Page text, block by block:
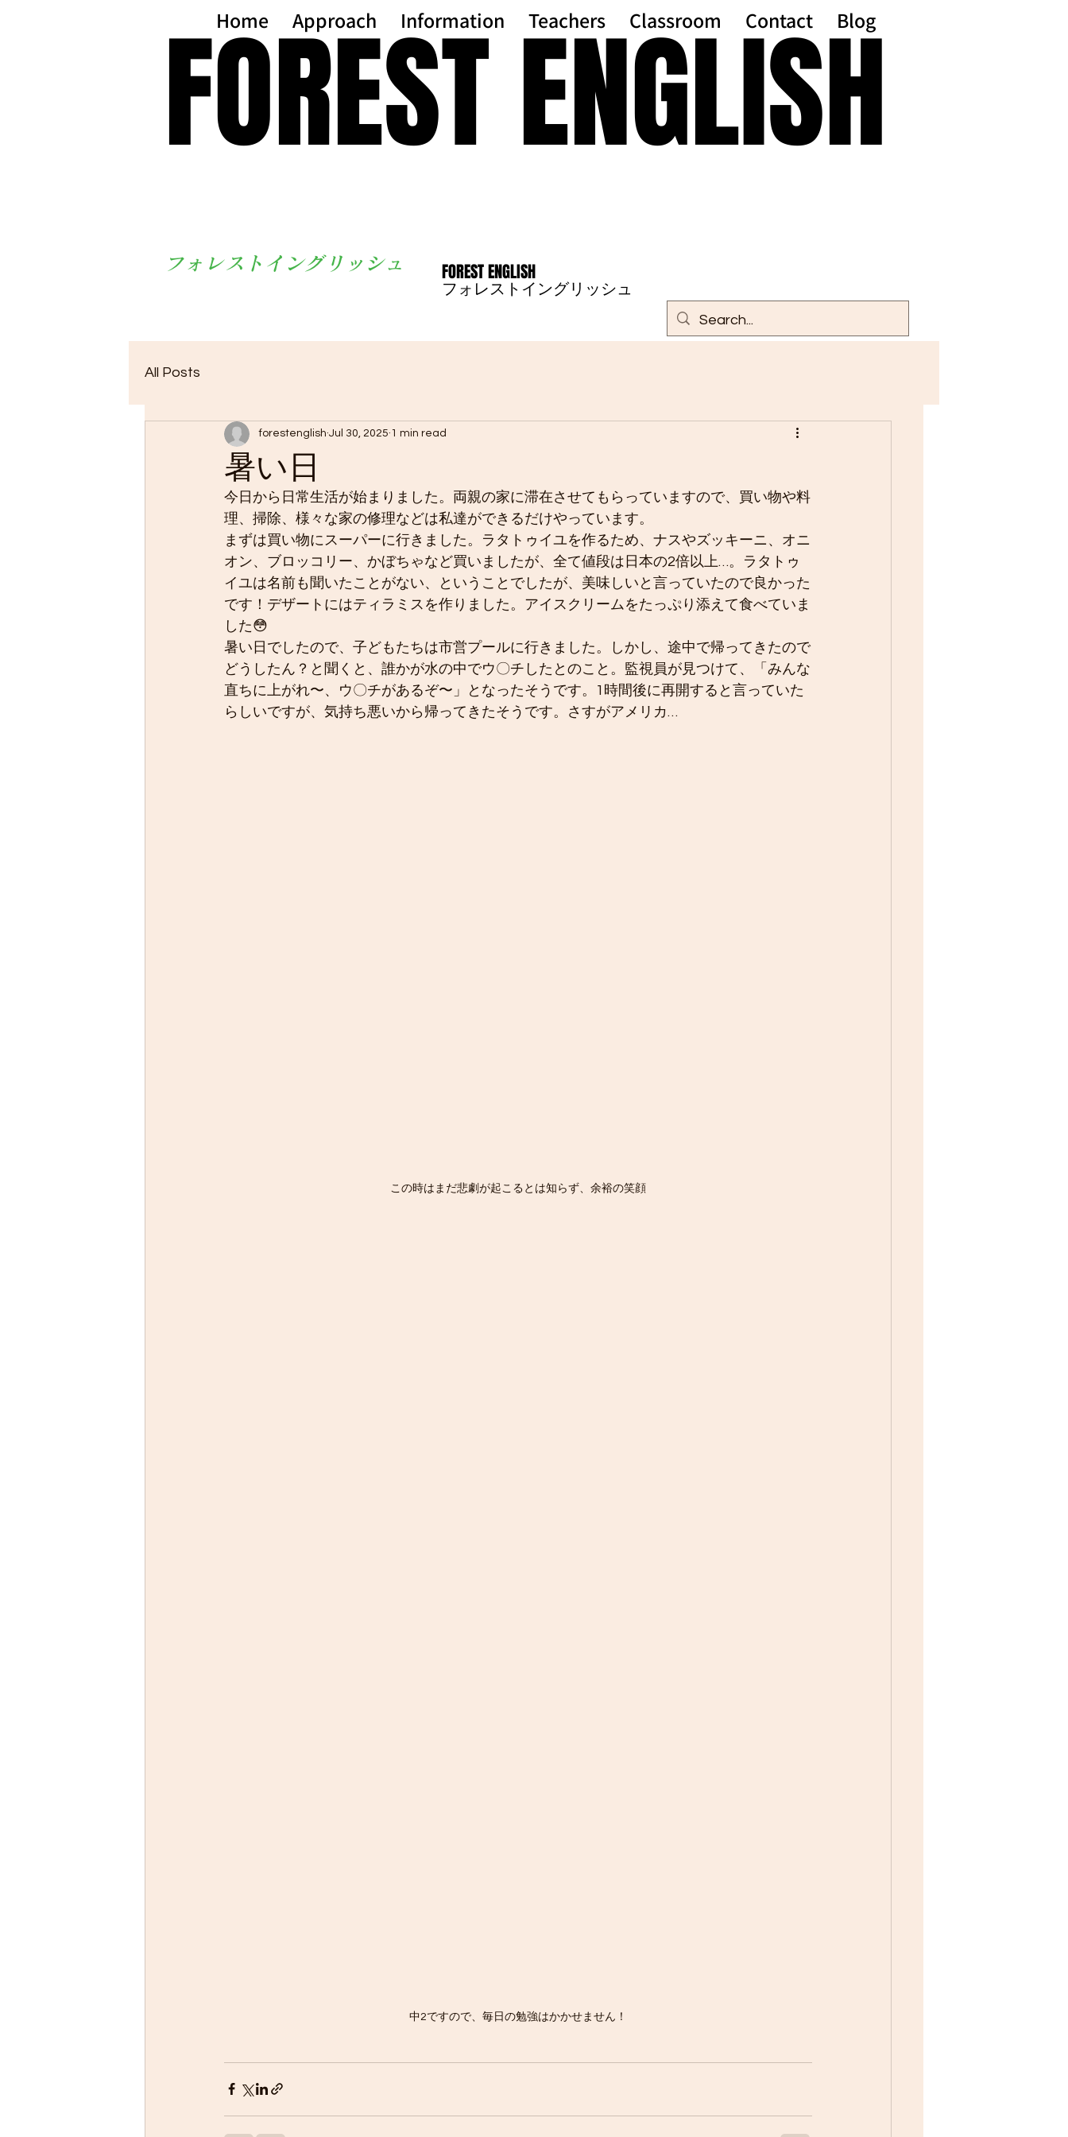
フォレストイングリッシュ
FOREST ENGLISH
FOREST ENGLISH
Home Approach Information Teachers Classroom Contact Blog
All Posts
暑い日
forestenglish Jul 30, 2025 1 min read
今日から日常生活が始まりました。両親の家に滞在させてもらっていますので、買い物や料
理、掃除、様々な家の修理などは私達ができるだけやっています。
まずは買い物にスーパーに行きました。ラタトゥイユを作るため、ナスやズッキーニ、オニ
オン、ブロッコリー、かぼちゃなど買いましたが、全て値段は日本の2倍以上…。ラタトゥ
イユは名前も聞いたことがない、ということでしたが、美味しいと言っていたので良かった
です！デザートにはティラミスを作りました。アイスクリームをたっぷり添えて食べていま
した😳
暑い日でしたので、子どもたちは市営プールに行きました。しかし、途中で帰ってきたので
どうしたん？と聞くと、誰かが水の中でウ〇チしたとのこと。監視員が見つけて、「みんな
直ちに上がれ〜、ウ〇チがあるぞ〜」となったそうです。1時間後に再開すると言っていた
らしいですが、気持ち悪いから帰ってきたそうです。さすがアメリカ…
この時はまだ悲劇が起こるとは知らず、余裕の笑顔
中2ですので、毎日の勉強はかかせません！
FOREST ENGLISH
フォレストイングリッシュ
FOREST ENGLISH
フォレストイングリッシュ